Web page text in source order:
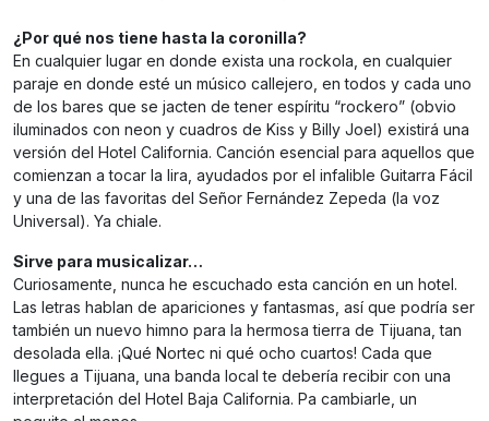
¿Por qué nos tiene hasta la coronilla?
En cualquier lugar en donde exista una rockola, en cualquier
paraje en donde esté un músico callejero, en todos y cada uno
de los bares que se jacten de tener espíritu “rockero” (obvio
iluminados con neon y cuadros de Kiss y Billy Joel) existirá una
versión del Hotel California. Canción esencial para aquellos que
comienzan a tocar la lira, ayudados por el infalible Guitarra Fácil
y una de las favoritas del Señor Fernández Zepeda (la voz
Universal). Ya chiale.
Sirve para musicalizar…
Curiosamente, nunca he escuchado esta canción en un hotel.
Las letras hablan de apariciones y fantasmas, así que podría ser
también un nuevo himno para la hermosa tierra de Tijuana, tan
desolada ella. ¡Qué Nortec ni qué ocho cuartos! Cada que
llegues a Tijuana, una banda local te debería recibir con una
interpretación del Hotel Baja California. Pa cambiarle, un